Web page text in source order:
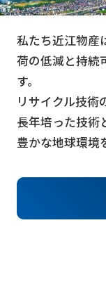
私たち近江物産
荷の低減と持続
す。
リサイクル技術
長年培った技術
豊かな地球環境